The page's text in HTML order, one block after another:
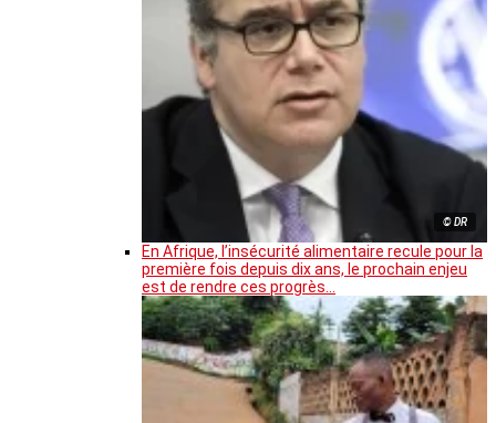
© DR
En Afrique, l’insécurité alimentaire recule pour la
première fois depuis dix ans, le prochain enjeu
est de rendre ces progrès…